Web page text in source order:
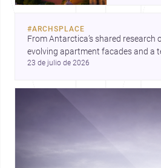
#ARCHSPLACE
From Antarctica’s shared research
evolving apartment facades and a
Amman, these projects show how
23 de julio de 2026